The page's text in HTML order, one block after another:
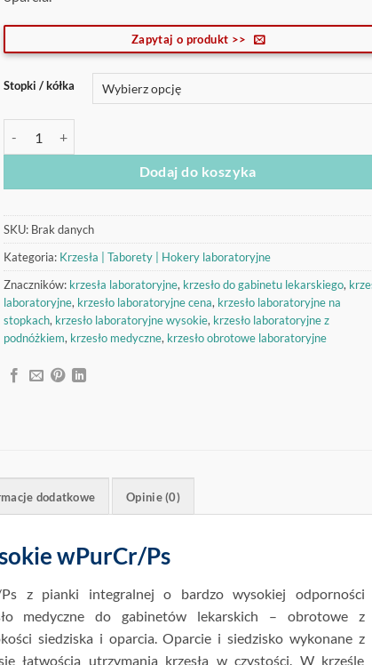
Zapytaj o produkt >>
Stopki / kółka
Dodaj do koszyka
SKU: Brak danych
Kategoria: Krzesła | Taborety | Hokery laboratoryjne
Znaczników: krzesła laboratoryjne, krzesło do gabinetu lekarskiego,
laboratoryjne, krzesło laboratoryjne cena, krzesło laboratoryjne na
stopkach, krzesło laboratoryjne wysokie, krzesło laboratoryjne z
podnóżkiem, krzesło medyczne, krzesło obrotowe laboratoryjne
dodatkowe Opinie (0)
wPurCr/Ps
z pianki integralnej o bardzo wysokiej odporności
medyczne do gabinetów lekarskich – obrotowe z
siedziska i oparcia. Oparcie i siedzisko wykonane z
łatwością utrzymania krzesła w czystości. W krześle